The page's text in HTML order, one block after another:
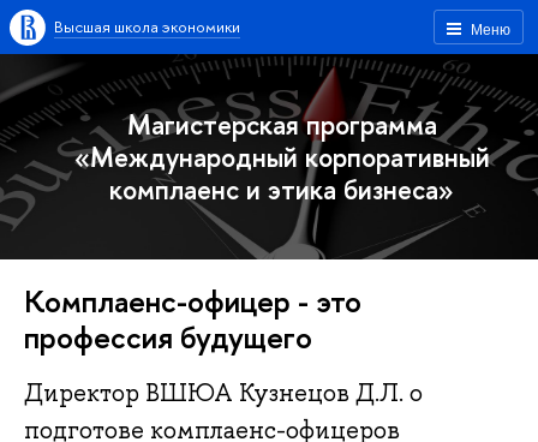
Меню
Высшая школа экономики
Магистерская программа
«Международный корпоративный
комплаенс и этика бизнеса»
Комплаенс-офицер - это
профессия будущего
Директор ВШЮА Кузнецов Д.Л. о
подготове комплаенс-офицеров